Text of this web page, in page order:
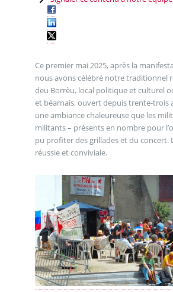
Ce premier mai 2025, après la
nous avons célébré notre traditionnel
deu Borrèu, local politique et culturel
et béarnais, ouvert depuis trente-trois
une ambiance chaleureuse que les
militants – présents en nombre pour
pu profiter des grillades et du concert.
réussie et conviviale.